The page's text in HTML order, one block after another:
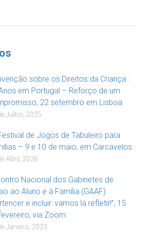
sobre os Direitos da Criança :
em Portugal – Reforço de um
22 setembro em Lisboa
Julho, 2025
de Jogos de Tabuleiro para
– 9 e 10 de maio, em Carcavelos
Abril, 2026
Nacional dos Gabinetes de
ao Aluno e à Família (GAAF)
e incluir: vamos lá refletir!”, 15
via Zoom
Janeiro, 2023